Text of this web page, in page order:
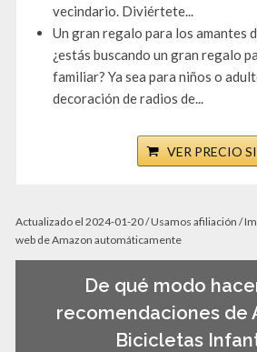
vecindario. Diviértete...
Un gran regalo para los amantes
¿estás buscando un gran regalo
familiar? Ya sea para niños o
decoración de radios de...
VER PRECIO
Actualizado el 2024-01-20 / Usamos afiliación /
web de Amazon automáticamente
De qué modo
recomendaciones de
Bicicletas